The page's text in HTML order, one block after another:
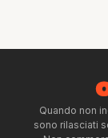
Quando non
sono rilasciati